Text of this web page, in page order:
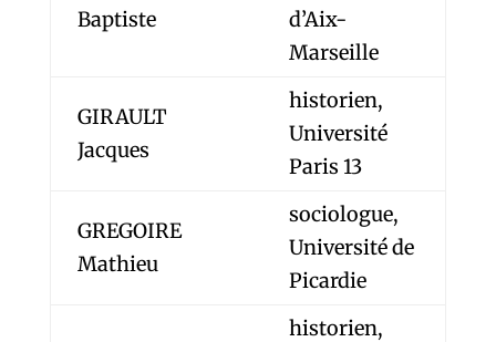
Baptiste
d’Aix-
Marseille
GIRAULT
Jacques
historien,
Université
Paris 13
GREGOIRE
Mathieu
sociologue,
Université de
Picardie
historien,